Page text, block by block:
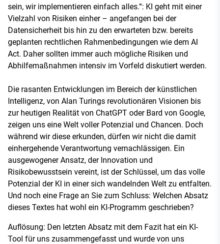
sein, wir implementieren einfach alles.“: KI geht mit einer
Vielzahl von Risiken einher – angefangen bei der
Datensicherheit bis hin zu den erwarteten bzw. bereits
geplanten rechtlichen Rahmenbedingungen wie dem AI
Act. Daher sollten immer auch mögliche Risiken und
Abhilfemaßnahmen intensiv im Vorfeld diskutiert werden.
Die rasanten Entwicklungen im Bereich der künstlichen
Intelligenz, von Alan Turings revolutionären Visionen bis
zur heutigen Realität von ChatGPT oder Bard von Google,
zeigen uns eine Welt voller Potenzial und Chancen. Doch
während wir diese erkunden, dürfen wir nicht die damit
einhergehende Verantwortung vernachlässigen. Ein
ausgewogener Ansatz, der Innovation und
Risikobewusstsein vereint, ist der Schlüssel, um das volle
Potenzial der KI in einer sich wandelnden Welt zu entfalten.
Und noch eine Frage an Sie zum Schluss: Welchen Absatz
dieses Textes hat wohl ein KI-Programm geschrieben?
Auflösung: Den letzten Absatz mit dem Fazit hat ein KI-
Tool für uns zusammengefasst und wurde von uns